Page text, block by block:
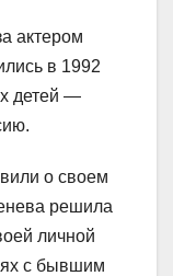
актером
в 1992
детей —
о своем
решила
личной
с бывшим